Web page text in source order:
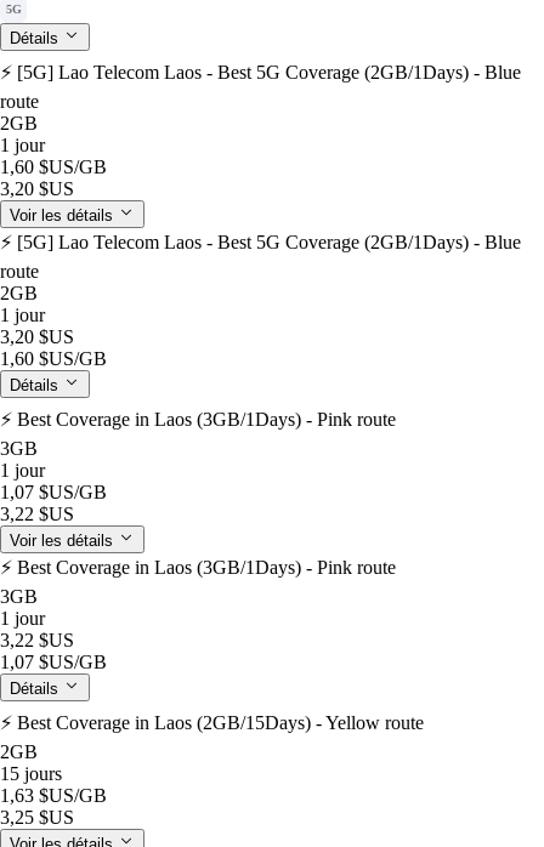
5G
Détails
⚡️ [5G] Lao Telecom Laos - Best 5G Coverage (2GB/1Days) - Blue
route
2GB
1 jour
1,60 $US/GB
3,20 $US
Voir les détails
⚡️ [5G] Lao Telecom Laos - Best 5G Coverage (2GB/1Days) - Blue
route
2GB
1 jour
3,20 $US
1,60 $US/GB
Détails
⚡️ Best Coverage in Laos (3GB/1Days) - Pink route
3GB
1 jour
1,07 $US/GB
3,22 $US
Voir les détails
⚡️ Best Coverage in Laos (3GB/1Days) - Pink route
3GB
1 jour
3,22 $US
1,07 $US/GB
Détails
⚡️ Best Coverage in Laos (2GB/15Days) - Yellow route
2GB
15 jours
1,63 $US/GB
3,25 $US